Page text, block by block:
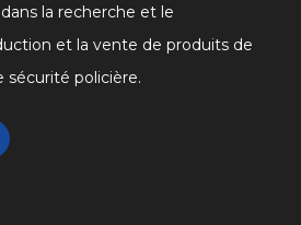
la recherche et le
et la vente de produits de
sécurité policière.